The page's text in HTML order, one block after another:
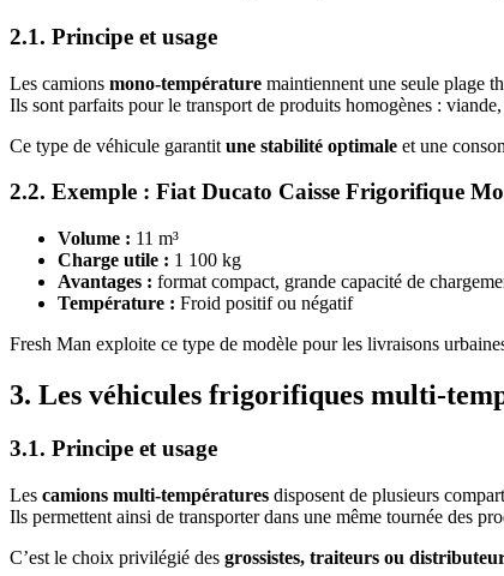
2.1. Principe et usage
Les camions mono-température maintiennent une seule plage
Ils sont parfaits pour le transport de produits homogènes :
Ce type de véhicule garantit une stabilité optimale et une
2.2. Exemple : Fiat Ducato Caisse Frigorifique
Volume : 11 m³
Charge utile : 1 100 kg
Avantages : format compact, grande capacité de
Température : Froid positif ou négatif
Fresh Man exploite ce type de modèle pour les livraisons
3. Les véhicules frigorifiques multi-
3.1. Principe et usage
Les camions multi-températures disposent de plusieurs
Ils permettent ainsi de transporter dans une même tournée des
C’est le choix privilégié des grossistes, traiteurs ou